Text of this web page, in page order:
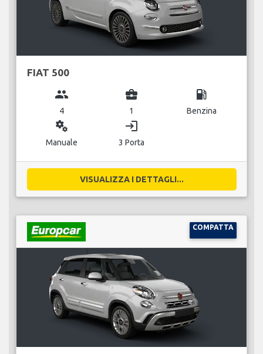
FIAT 500
group
4
business_center
1
local_gas_station
Benzina
miscellaneous_services
Manuale
login
3 Porta
VISUALIZZA I DETTAGLI...
COMPATTA